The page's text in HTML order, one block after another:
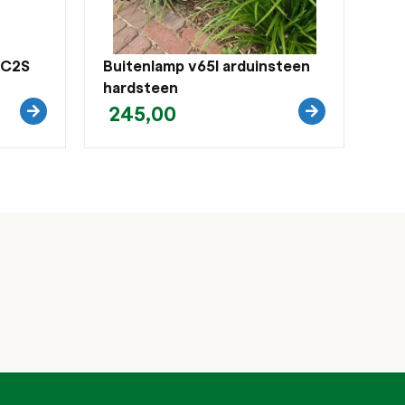
Buitenlamp v65l arduinsteen
hardsteen
245,00